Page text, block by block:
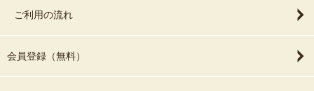
ご利用の流れ
会員登録（無料）